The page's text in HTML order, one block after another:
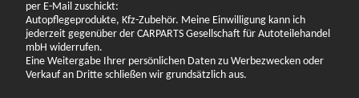
per E-Mail zuschickt:
Autopflegeprodukte, Kfz-Zubehör. Meine Einwilligung kann ich
jederzeit gegenüber der CARPARTS Gesellschaft für Autoteilehandel
mbH widerrufen.
Eine Weitergabe Ihrer persönlichen Daten zu Werbezwecken oder
Verkauf an Dritte schließen wir grundsätzlich aus.